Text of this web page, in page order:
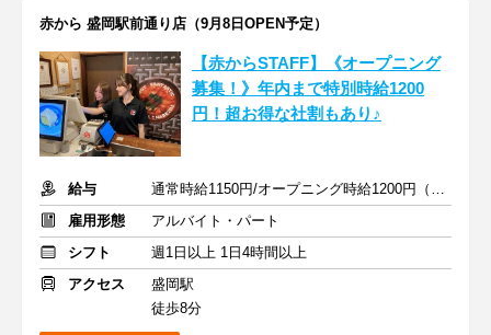
赤から 盛岡駅前通り店（9月8日OPEN予定）
【赤からSTAFF】《オープニング
募集！》年内まで特別時給1200
円！超お得な社割もあり♪
給与
通常時給1150円/オープニング時給1200円（2026年12月31日まで）
雇用形態
アルバイト・パート
シフト
週1日以上 1日4時間以上
アクセス
盛岡駅
徒歩8分